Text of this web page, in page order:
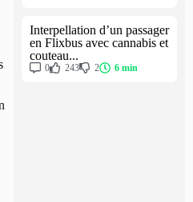
Interpellation d’un passager
en Flixbus avec cannabis et
couteau...
0 243 2 6 min